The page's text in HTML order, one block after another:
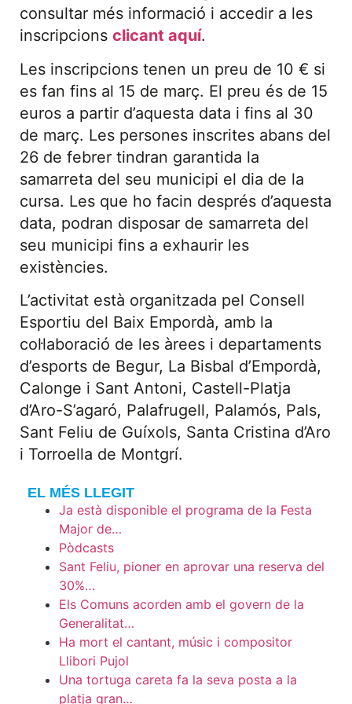
consultar més informació i accedir a les
inscripcions clicant aquí.
Les inscripcions tenen un preu de 10 € si
es fan fins al 15 de març. El preu és de 15
euros a partir d’aquesta data i fins al 30
de març. Les persones inscrites abans del
26 de febrer tindran garantida la
samarreta del seu municipi el dia de la
cursa. Les que ho facin després d’aquesta
data, podran disposar de samarreta del
seu municipi fins a exhaurir les
existències.
L’activitat està organitzada pel Consell
Esportiu del Baix Empordà, amb la
col·laboració de les àrees i departaments
d’esports de Begur, La Bisbal d’Empordà,
Calonge i Sant Antoni, Castell-Platja
d’Aro-S’agaró, Palafrugell, Palamós, Pals,
Sant Feliu de Guíxols, Santa Cristina d’Aro
i Torroella de Montgrí.
EL MÉS LLEGIT
Ja està disponible el programa de la Festa
Major de…
Pòdcasts
Sant Feliu, pioner en aprovar una reserva del
30%…
Els Comuns acorden amb el govern de la
Generalitat…
Ha mort el cantant, músic i compositor
Llibori Pujol
Una tortuga careta fa la seva posta a la
platja gran…